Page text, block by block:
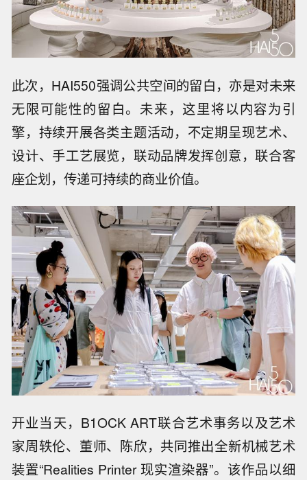
此次，HAI550强调公共空间的留白，亦是对未来
无限可能性的留白。未来，这里将以内容为引
擎，持续开展各类主题活动，不定期呈现艺术、
设计、手工艺展览，联动品牌发挥创意，联合客
座企划，传递可持续的商业价值。
开业当天，B1OCK ART联合艺术事务以及艺术
家周轶伦、董师、陈欣，共同推出全新机械艺术
装置“Realities Printer 现实渲染器”。该作品以细